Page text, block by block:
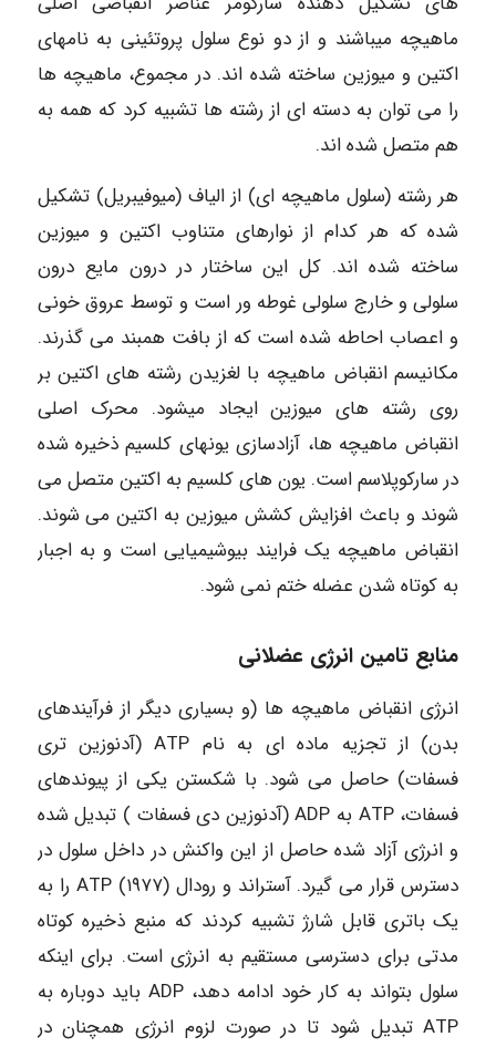
ماهیچه میباشند و از دو نوع سلول پروتئینی به نامهای
اکتین و میوزین ساخته شده اند. در مجموع، ماهیچه ها
را می توان به دسته ای از رشته ها تشبیه کرد که همه به
هم متصل شده اند.
هر رشته (سلول ماهیچه ای) از الیاف (میوفیبریل) تشکیل
شده که هر کدام از نوارهای متناوب اکتین و میوزین
ساخته شده اند. کل این ساختار در درون مایع درون
سلولی و خارج سلولی غوطه ور است و توسط عروق خونی
و اعصاب احاطه شده است که از بافت همبند می گذرند.
مکانیسم انقباض ماهیچه با لغزیدن رشته های اکتین بر
روی رشته های میوزین ایجاد میشود. محرک اصلی
انقباض ماهیچه ها، آزادسازی یونهای کلسیم ذخیره شده
در سارکوپلاسم است. یون های کلسیم به اکتین متصل می
شوند و باعث افزایش کشش میوزین به اکتین می شوند.
انقباض ماهیچه یک فرایند بیوشیمیایی است و به اجبار
به کوتاه شدن عضله ختم نمی شود.
منابع تامین انرژی عضلانی
انرژی انقباض ماهیچه ها (و بسیاری دیگر از فرآیندهای
بدن) از تجزیه ماده ای به نام ATP (آدنوزین تری
فسفات) حاصل می شود. با شکستن یکی از پیوندهای
فسفات، ATP به ADP (آدنوزین دی فسفات ) تبدیل شده
و انرژی آزاد شده حاصل از این واکنش در داخل سلول در
دسترس قرار می گیرد. آستراند و رودال (۱۹۷۷) ATP را به
یک باتری قابل شارژ تشبیه کردند که منبع ذخیره کوتاه
مدتی برای دسترسی مستقیم به انرژی است. برای اینکه
سلول بتواند به کار خود ادامه دهد، ADP باید دوباره به
ATP تبدیل شود تا در صورت لزوم انرژی همچنان در